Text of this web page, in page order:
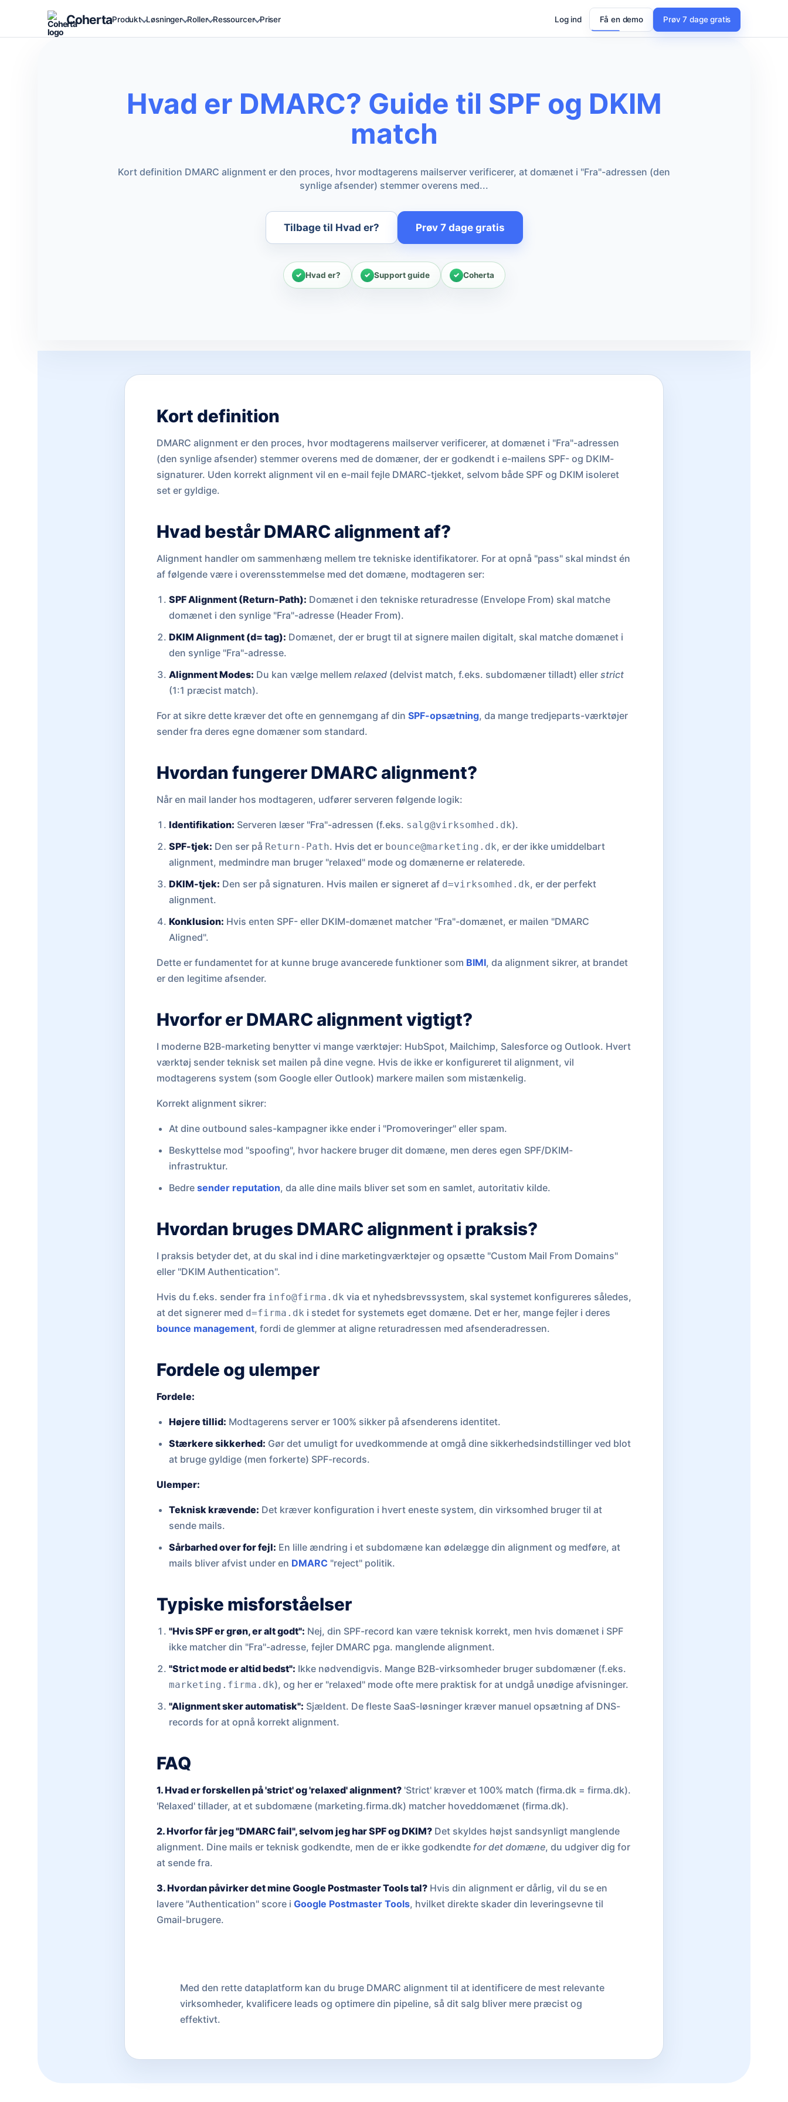
CohertaProdukt Løsninger Roller Ressourcer Priser Log ind Få en demo Prøv 7 dage gratis
Hvad er DMARC? Guide til SPF og DKIM
match
Kort definition DMARC alignment er den proces, hvor modtagerens mailserver verificerer, at domænet i "Fra"-adressen (den
synlige afsender) stemmer overens med...
Tilbage til Hvad er? Prøv 7 dage gratis
Hvad er? Support guide Coherta
Kort definition
DMARC alignment er den proces, hvor modtagerens mailserver verificerer, at domænet i "Fra"-adressen
(den synlige afsender) stemmer overens med de domæner, der er godkendt i e-mailens SPF- og DKIM-
signaturer. Uden korrekt alignment vil en e-mail fejle DMARC-tjekket, selvom både SPF og DKIM isoleret
set er gyldige.
Hvad består DMARC alignment af?
Alignment handler om sammenhæng mellem tre tekniske identifikatorer. For at opnå "pass" skal mindst én
af følgende være i overensstemmelse med det domæne, modtageren ser:
SPF Alignment (Return-Path): Domænet i den tekniske returadresse (Envelope From) skal matche
domænet i den synlige "Fra"-adresse (Header From).
DKIM Alignment (d= tag): Domænet, der er brugt til at signere mailen digitalt, skal matche domænet i
den synlige "Fra"-adresse.
Alignment Modes: Du kan vælge mellemrelaxed (delvist match, f.eks. subdomæner tilladt) ellerstrict
(1:1 præcist match).
For at sikre dette kræver det ofte en gennemgang af din SPF-opsætning, da mange tredjeparts-værktøjer
sender fra deres egne domæner som standard.
Hvordan fungerer DMARC alignment?
Når en mail lander hos modtageren, udfører serveren følgende logik:
Identifikation: Serveren læser "Fra"-adressen (f.eks. salg@virksomhed.dk).
SPF-tjek: Den ser på Return-Path. Hvis det er bounce@marketing.dk, er der ikke umiddelbart
alignment, medmindre man bruger "relaxed" mode og domænerne er relaterede.
DKIM-tjek: Den ser på signaturen. Hvis mailen er signeret af d=virksomhed.dk, er der perfekt
alignment.
Konklusion: Hvis enten SPF- eller DKIM-domænet matcher "Fra"-domænet, er mailen "DMARC
Aligned".
Dette er fundamentet for at kunne bruge avancerede funktioner som BIMI, da alignment sikrer, at brandet
er den legitime afsender.
Hvorfor er DMARC alignment vigtigt?
I moderne B2B-marketing benytter vi mange værktøjer: HubSpot, Mailchimp, Salesforce og Outlook. Hvert
værktøj sender teknisk set mailen på dine vegne. Hvis de ikke er konfigureret til alignment, vil
modtagerens system (som Google eller Outlook) markere mailen som mistænkelig.
Korrekt alignment sikrer:
At dine outbound sales-kampagner ikke ender i "Promoveringer" eller spam.
Beskyttelse mod "spoofing", hvor hackere bruger dit domæne, men deres egen SPF/DKIM-
infrastruktur.
Bedresender reputation, da alle dine mails bliver set som en samlet, autoritativ kilde.
Hvordan bruges DMARC alignment i praksis?
I praksis betyder det, at du skal ind i dine marketingværktøjer og opsætte "Custom Mail From Domains"
eller "DKIM Authentication".
Hvis du f.eks. sender fra info@firma.dk via et nyhedsbrevssystem, skal systemet konfigureres således,
at det signerer med d=firma.dk i stedet for systemets eget domæne. Det er her, mange fejler i deres
bounce management, fordi de glemmer at aligne returadressen med afsenderadressen.
Fordele og ulemper
Fordele:
Højere tillid: Modtagerens server er 100% sikker på afsenderens identitet.
Stærkere sikkerhed: Gør det umuligt for uvedkommende at omgå dine sikkerhedsindstillinger ved blot
at bruge gyldige (men forkerte) SPF-records.
Ulemper:
Teknisk krævende: Det kræver konfiguration i hvert eneste system, din virksomhed bruger til at
sende mails.
Sårbarhed over for fejl: En lille ændring i et subdomæne kan ødelægge din alignment og medføre, at
mails bliver afvist under en DMARC "reject" politik.
Typiske misforståelser
"Hvis SPF er grøn, er alt godt": Nej, din SPF-record kan være teknisk korrekt, men hvis domænet i SPF
ikke matcher din "Fra"-adresse, fejler DMARC pga. manglende alignment.
"Strict mode er altid bedst": Ikke nødvendigvis. Mange B2B-virksomheder bruger subdomæner (f.eks.
marketing.firma.dk), og her er "relaxed" mode ofte mere praktisk for at undgå unødige afvisninger.
"Alignment sker automatisk": Sjældent. De fleste SaaS-løsninger kræver manuel opsætning af DNS-
records for at opnå korrekt alignment.
FAQ
1. Hvad er forskellen på 'strict' og 'relaxed' alignment?'Strict' kræver et 100% match (firma.dk = firma.dk).
'Relaxed' tillader, at et subdomæne (marketing.firma.dk) matcher hoveddomænet (firma.dk).
2. Hvorfor får jeg "DMARC fail", selvom jeg har SPF og DKIM?Det skyldes højst sandsynligt manglende
alignment. Dine mails er teknisk godkendte, men de er ikke godkendte for det domæne, du udgiver dig for
at sende fra.
3. Hvordan påvirker det mine Google Postmaster Tools tal?Hvis din alignment er dårlig, vil du se en
lavere "Authentication" score i Google Postmaster Tools, hvilket direkte skader din leveringsevne til
Gmail-brugere.
Med den rette dataplatform kan du bruge DMARC alignment til at identificere de mest relevante
virksomheder, kvalificere leads og optimere din pipeline, så dit salg bliver mere præcist og
effektivt.